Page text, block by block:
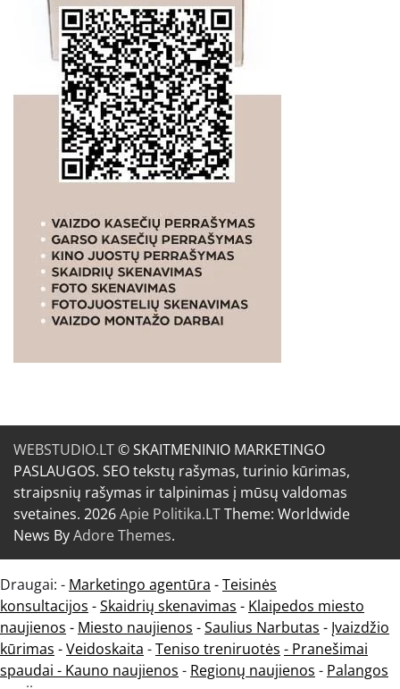
WEBSTUDIO.LT© SKAITMENINIO MARKETINGO
PASLAUGOS. SEO tekstų rašymas, turinio kūrimas,
straipsnių rašymas ir talpinimas į mūsų valdomas
svetaines. 2026Apie Politika.LTTheme: Worldwide
News ByAdore Themes.
Draugai: - Marketingo agentūra -Teisinės
konsultacijos -Skaidrių skenavimas - Klaipedos miesto
naujienos - Miesto naujienos -Saulius Narbutas - Įvaizdžio
kūrimas -Veidoskaita -Teniso treniruotės - Pranešimai
spaudai - Kauno naujienos - Regionų naujienos - Palangos